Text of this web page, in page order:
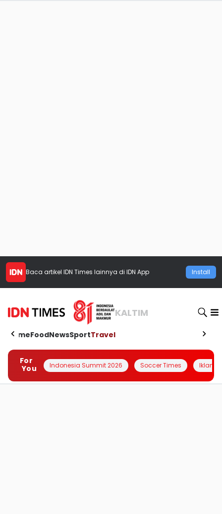
Baca artikel IDN Times lainnya di IDN App Install
KALTIM
HomeFoodNewsSportTravel
For
You
Indonesia Summit 2026 Soccer Times Iklanin